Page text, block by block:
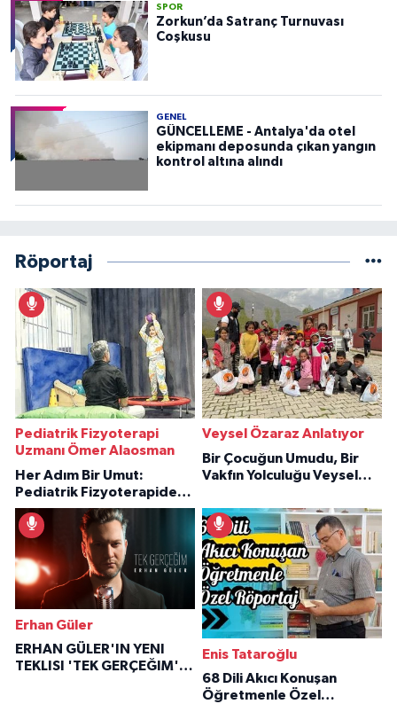
SPOR
Zorkun’da Satranç Turnuvası
Coşkusu
GENEL
GÜNCELLEME - Antalya'da otel
ekipmanı deposunda çıkan yangın
kontrol altına alındı
Röportaj
Pediatrik Fizyoterapi
Uzmanı Ömer Alaosman
Her Adım Bir Umut:
Pediatrik Fizyoterapiden
İlham Veren Hikâyeler
Veysel Özaraz Anlatıyor
Bir Çocuğun Umudu, Bir
Vakfın Yolculuğu Veysel
Erhan Güler
ERHAN GÜLER'IN YENI
TEKLISI 'TEK GERÇEĞIM'LE
Enis Tataroğlu
68 Dili Akıcı Konuşan
Öğretmenle Özel